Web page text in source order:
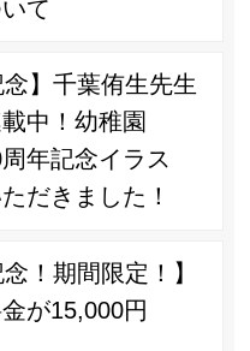
て
念】千葉侑生先生
中！幼稚園
年記念イラス
だきました！
！期間限定！】
が15,000円